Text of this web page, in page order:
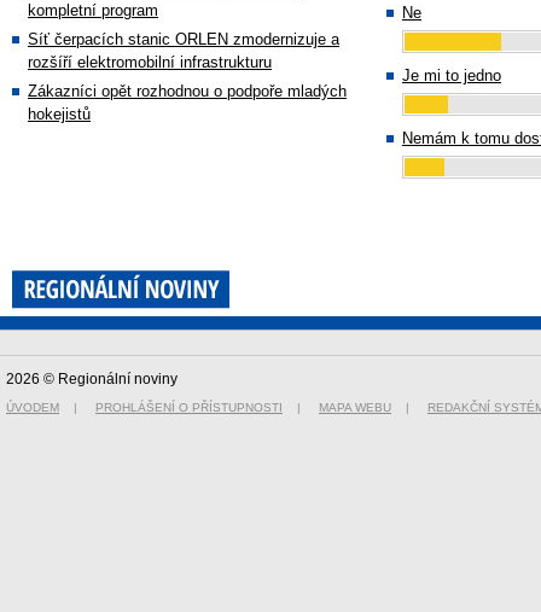
kompletní program
Síť čerpacích stanic ORLEN zmodernizuje a
rozšíří elektromobilní infrastrukturu
Zákazníci opět rozhodnou o podpoře mladých
hokejistů
Ne
Je mi to jedno
Nemám k tomu
2026 © Regionální noviny
ÚVODEM | PROHLÁŠENÍ O PŘÍSTUPNOSTI | MAPA WEBU | REDAKČNÍ